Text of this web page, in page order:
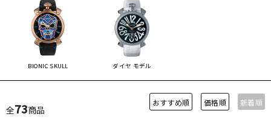
BIONIC SKULL ダイヤ モデル
全73商品
おすすめ順 価格順 新着順